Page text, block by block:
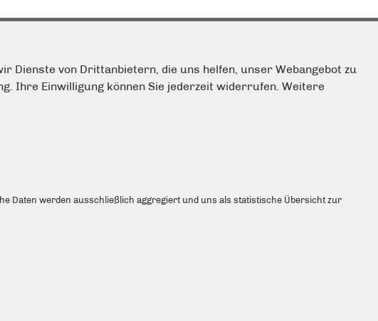
KONTAKTIEREN SIE MICH GERNE!
Dienste von Drittanbietern, die uns helfen, unser Webangebot zu
Ihre Einwilligung können Sie jederzeit widerrufen. Weitere
Daten werden ausschließlich aggregiert und uns als statistische Übersicht zur